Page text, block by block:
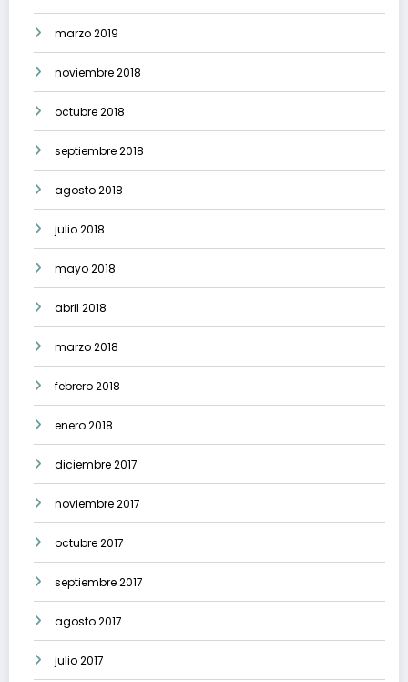
marzo 2019
noviembre 2018
octubre 2018
septiembre 2018
agosto 2018
julio 2018
mayo 2018
abril 2018
marzo 2018
febrero 2018
enero 2018
diciembre 2017
noviembre 2017
octubre 2017
septiembre 2017
agosto 2017
julio 2017